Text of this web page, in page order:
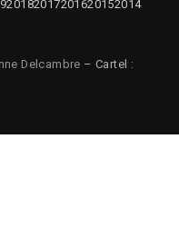
20182017201620152014
Delcambre – Cartel :